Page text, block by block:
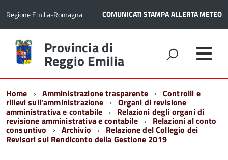
Regione Emilia-Romagna COMUNICATI STAMPAALLERTA METEO
Torna
alla
home
Provincia di
Reggio Emilia
Home Amministrazione trasparente Controlli e
rilievi sull’amministrazione Organi di revisione
amministrativa e contabile Relazioni degli organi di
revisione amministrativa e contabile Relazioni al conto
consuntivo Archivio Relazione del Collegio dei
Revisori sul Rendiconto della Gestione 2019